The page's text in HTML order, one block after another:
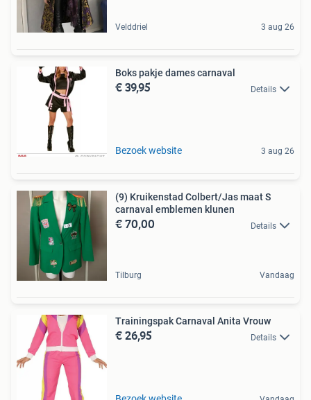
Velddriel 3 aug 26
Boks pakje dames carnaval
€ 39,95 Details
Bezoek website 3 aug 26
(9) Kruikenstad Colbert/Jas maat S
carnaval emblemen klunen
€ 70,00 Details
Tilburg Vandaag
Trainingspak Carnaval Anita Vrouw
€ 26,95 Details